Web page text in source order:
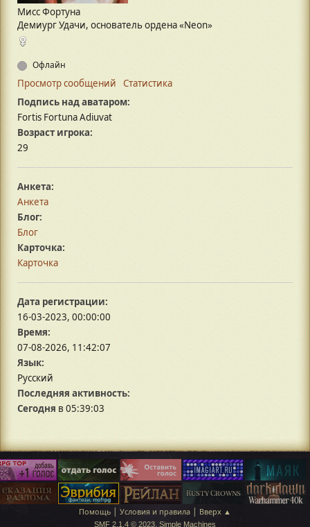
Мисс Фортуна
Демиург Удачи, основатель ордена «‎Neon»
Офлайн
Просмотр сообщений
Статистика
Подпись над аватаром:
Fortis Fortuna Adiuvat
Возраст игрока:
29
Анкета:
Анкета
Блог:
Блог
Карточка:
Карточка
Дата регистрации:
16-03-2023, 00:00:00
Время:
07-08-2026, 11:42:07
Язык:
Русский
Последняя активность:
Сегодня в 05:39:03
Помощь | Условия и правила | Вверх ▲
SMF 2.1.4 © 2023, Simple Machines